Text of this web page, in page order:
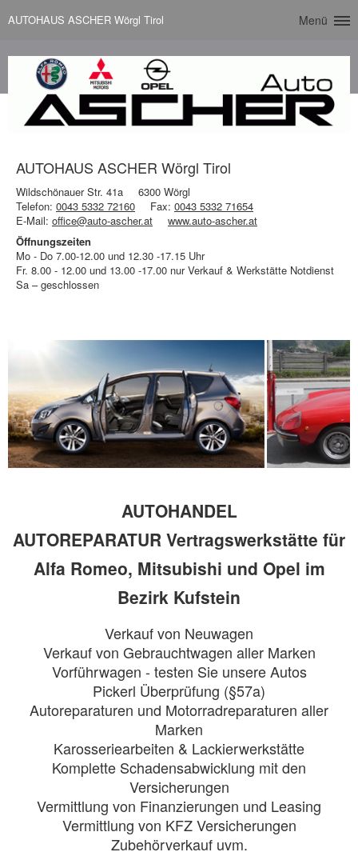
AUTOHAUS ASCHER Wörgl Tirol Menü
AUTOHAUS ASCHER Wörgl Tirol
Wildschönauer Str. 41a
6300 Wörgl
Telefon: 0043 5332 72160 Fax: 0043 5332 71654
E-Mail: office@auto-ascher.at
www.auto-ascher.at
Öffnungszeiten
Mo - Do 7.00-12.00 und 12.30 -17.15 Uhr
Fr. 8.00 - 12.00 und 13.00 -17.00 nur Verkauf & Werkstätte Notdienst
Sa – geschlossen
AUTOHANDEL
AUTOREPARATUR Vertragswerkstätte für
Alfa Romeo, Mitsubishi und Opel im
Bezirk Kufstein
Verkauf von Neuwagen
Verkauf von Gebrauchtwagen aller Marken
Vorführwagen - testen Sie unsere Autos
Pickerl Überprüfung (§57a)
Autoreparaturen und Motorradreparaturen aller
Marken
Karosseriearbeiten & Lackierwerkstätte
Komplette Schadensabwicklung mit den
Versicherungen
Vermittlung von Finanzierungen und Leasing
Vermittlung von KFZ Versicherungen
Zubehörverkauf uvm.